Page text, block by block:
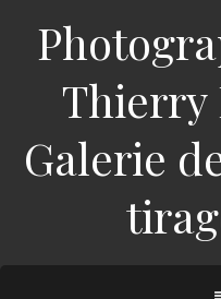
Thierry
Galerie